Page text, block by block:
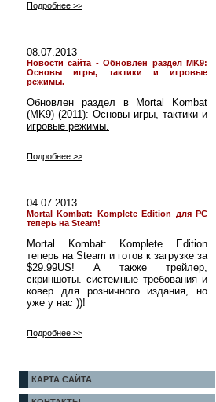
Подробнее >>
08.07.2013
Новости сайта - Обновлен раздел MK9:
Основы игры, тактики и игровые
режимы.
Обновлен раздел в Mortal Kombat
(MK9) (2011): Основы игры, тактики и
игровые режимы.
Подробнее >>
04.07.2013
Mortal Kombat: Komplete Edition для PC
теперь на Steam!
Mortal Kombat: Komplete Edition
теперь на Steam и готов к загрузке за
$29.99US! А также трейлер,
скриншоты. системные требования и
ковер для розничного издания, но
уже у нас ))!
Подробнее >>
КАРТА САЙТА